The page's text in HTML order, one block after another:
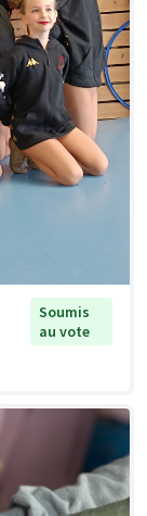
Soumis
au vote